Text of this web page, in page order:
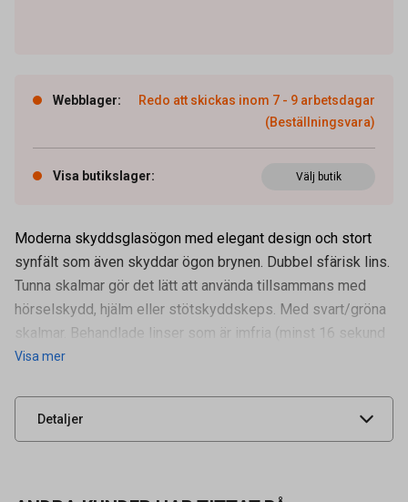
Webblager:
Redo att skickas inom 7 - 9 arbetsdagar
(Beställningsvara)
Visa butikslager: Välj butik
Moderna skyddsglasögon med elegant design och stort
synfält som även skyddar ögon brynen. Dubbel sfärisk lins.
Tunna skalmar gör det lätt att använda tillsammans med
hörselskydd, hjälm eller stötskyddskeps. Med svart/gröna
skalmar. Behandlade linser som är imfria (minst 16 sekund
Visa mer
Detaljer
Artikelnummer 93100571
Leverantörens
UNSPSC 47131800